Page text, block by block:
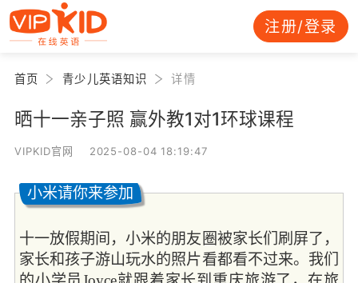
注册/登录
首页 青少儿英语知识 详情
晒十一亲子照 赢外教1对1环球课程
VIPKID官网 2025-08-04 18:19:47
小米请你来参加
十一放假期间，小米的朋友圈被家长们刷屏了，
家长和孩子游山玩水的照片看都看不过来。我们